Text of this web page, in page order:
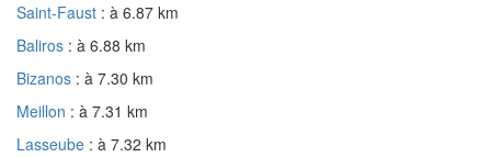
Saint-Faust : à 6.87 km
Baliros : à 6.88 km
Bizanos : à 7.30 km
Meillon : à 7.31 km
Lasseube : à 7.32 km